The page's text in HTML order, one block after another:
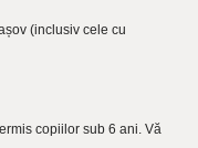
(inclusiv cele cu
copiilor sub 6 ani. Vă